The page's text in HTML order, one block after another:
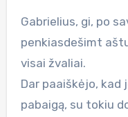
Gabrielius, gi, po
penkiasdešimt
visai žvaliai.
Dar paaiškėjo, kad
pabaigą, su tokiu